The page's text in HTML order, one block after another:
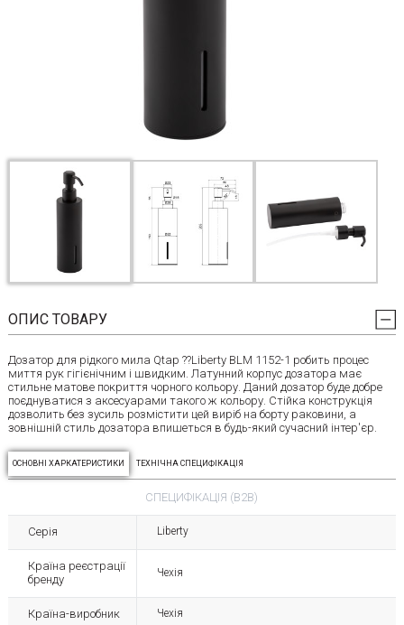
ОПИС ТОВАРУ
Дозатор для рідкого мила Qtap ??Liberty BLM 1152-1 робить процес
миття рук гігієнічним і швидким. Латунний корпус дозатора має
стильне матове покриття чорного кольору. Даний дозатор буде добре
поєднуватися з аксесуарами такого ж кольору. Стійка конструкція
дозволить без зусиль розмістити цей виріб на борту раковини, а
зовнішній стиль дозатора впишеться в будь-який сучасний інтер'єр.
ОСНОВНІ ХАРКАТЕРИСТИКИ ТЕХНІЧНА СПЕЦИФІКАЦІЯ
СПЕЦИФІКАЦІЯ (B2B)
Серія Liberty
Країна реєстрації
бренду
Чехія
Країна-виробник Чехія